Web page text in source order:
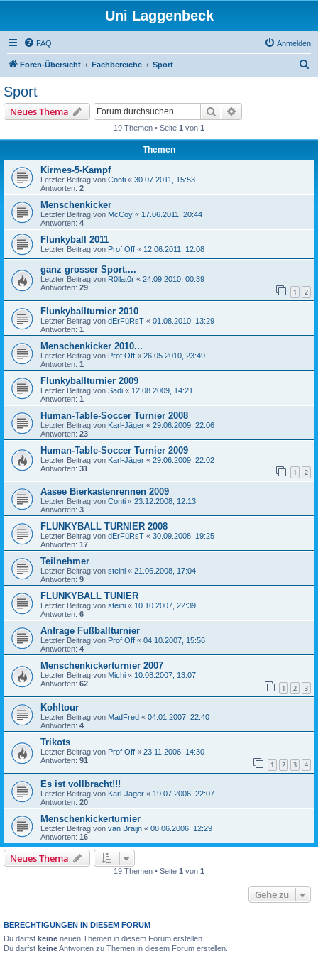
Uni Laggenbeck
FAQ Anmelden
Foren-Übersicht Fachbereiche Sport
Sport
Neues Thema Suche
19 Themen • Seite 1 von 1
Themen
Kirmes-5-Kampf
Letzter Beitrag von Conti « 30.07.2011, 15:53
Antworten: 2
Menschenkicker
Letzter Beitrag von McCoy « 17.06.2011, 20:44
Antworten: 4
Flunkyball 2011
Letzter Beitrag von Prof Off « 12.06.2011, 12:08
ganz grosser Sport....
Letzter Beitrag von R0llat0r « 24.09.2010, 00:39
Antworten: 29 1 2
Flunkyballturnier 2010
Letzter Beitrag von dErFüRsT « 01.08.2010, 13:29
Antworten: 1
Menschenkicker 2010...
Letzter Beitrag von Prof Off « 26.05.2010, 23:49
Antworten: 1
Flunkyballturnier 2009
Letzter Beitrag von Sadi « 12.08.2009, 14:21
Antworten: 1
Human-Table-Soccer Turnier 2008
Letzter Beitrag von Karl-Jäger « 29.06.2009, 22:06
Antworten: 23
Human-Table-Soccer Turnier 2009
Letzter Beitrag von Karl-Jäger « 29.06.2009, 22:02
Antworten: 31 1 2
Aasee Bierkastenrennen 2009
Letzter Beitrag von Conti « 23.12.2008, 12:13
Antworten: 3
FLUNKYBALL TURNIER 2008
Letzter Beitrag von dErFüRsT « 30.09.2008, 19:25
Antworten: 17
Teilnehmer
Letzter Beitrag von steini « 21.06.2008, 17:04
Antworten: 9
FLUNKYBALL TUNIER
Letzter Beitrag von steini « 10.10.2007, 22:39
Antworten: 6
Anfrage Fußballturnier
Letzter Beitrag von Prof Off « 04.10.2007, 15:56
Antworten: 4
Menschenkickerturnier 2007
Letzter Beitrag von Michi « 10.08.2007, 13:07
Antworten: 62 1 2 3
Kohltour
Letzter Beitrag von MadFred « 04.01.2007, 22:40
Antworten: 4
Trikots
Letzter Beitrag von Prof Off « 23.11.2006, 14:30
Antworten: 91 1 2 3 4
Es ist vollbracht!!!
Letzter Beitrag von Karl-Jäger « 19.07.2006, 22:07
Antworten: 20
Menschenkickerturnier
Letzter Beitrag von van Braijn « 08.06.2006, 12:29
Antworten: 16
Neues Thema
19 Themen • Seite 1 von 1
Gehe zu
BERECHTIGUNGEN IN DIESEM FORUM
Du darfst keine neuen Themen in diesem Forum erstellen.
Du darfst keineAntworten zu Themen in diesem Forum erstellen.